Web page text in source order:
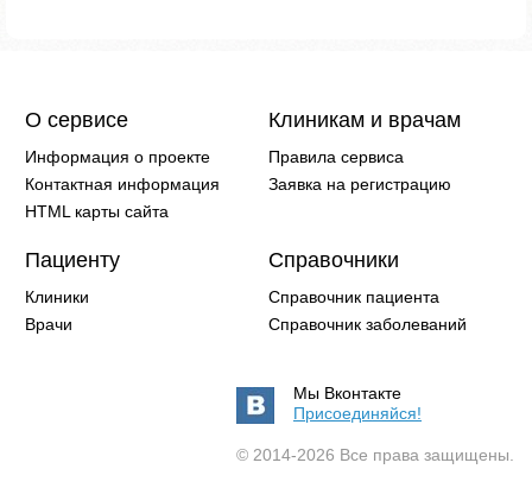
О сервисе
Информация о проекте
Контактная информация
HTML карты сайта
Клиникам и врачам
Правила сервиса
Заявка на регистрацию
Пациенту
Клиники
Врачи
Справочники
Справочник пациента
Справочник заболеваний
Мы Вконтакте
Присоединяйся!
© 2014-2026 Все права защищены.